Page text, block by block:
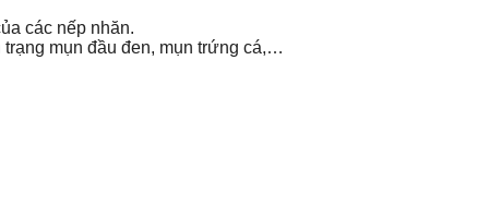
các nếp nhăn.
mụn đầu đen, mụn trứng cá,…